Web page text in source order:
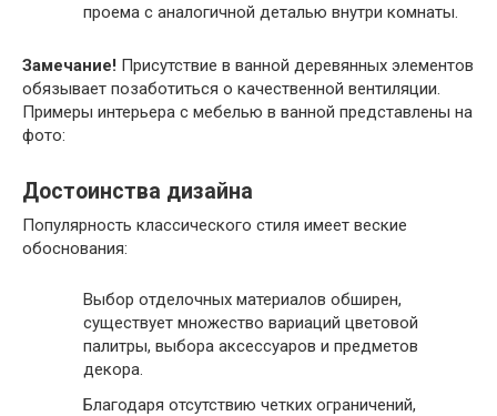
проема с аналогичной деталью внутри комнаты.
Замечание! Присутствие в ванной деревянных элементов
обязывает позаботиться о качественной вентиляции.
Примеры интерьера с мебелью в ванной представлены на
фото:
Достоинства дизайна
Популярность классического стиля имеет веские
обоснования:
Выбор отделочных материалов обширен,
существует множество вариаций цветовой
палитры, выбора аксессуаров и предметов
декора.
Благодаря отсутствию четких ограничений,